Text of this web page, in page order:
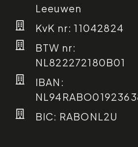
Leeuwen
KvK nr: 11042824
BTW nr:
NL822272180B01
IBAN:
BIC: RABONL2U